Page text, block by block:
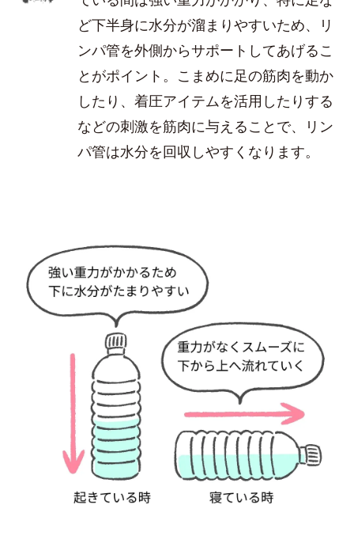
ど下半身に水分が溜まりやすいため、リ
ンパ管を外側からサポートしてあげるこ
とがポイント。こまめに足の筋肉を動か
したり、着圧アイテムを活用したりする
などの刺激を筋肉に与えることで、リン
パ管は水分を回収しやすくなります。